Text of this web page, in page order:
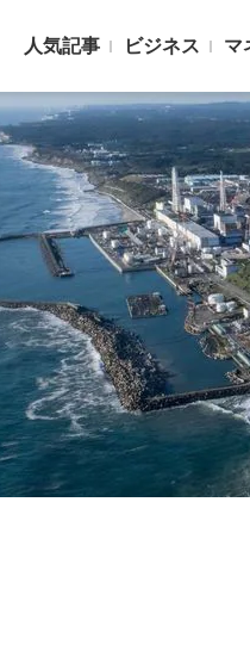
人気記事 ビジネス マ